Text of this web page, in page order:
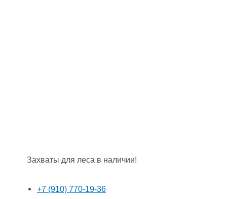
Захваты для леса в наличии!
+7 (910) 770-19-36